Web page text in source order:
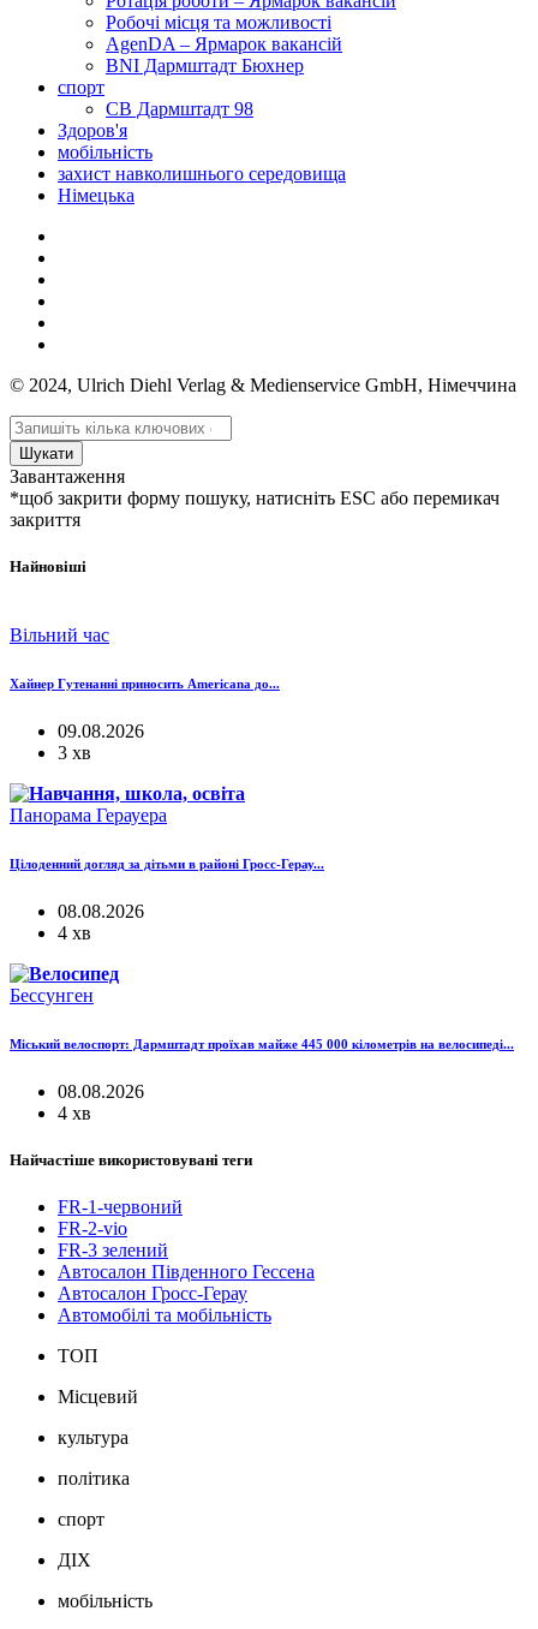
Робочі місця та можливості
AgenDA – Ярмарок вакансій
BNI Дармштадт Бюхнер
спорт
СВ Дармштадт 98
Здоров'я
мобільність
захист навколишнього середовища
Німецька
© 2024, Ulrich Diehl Verlag & Medienservice GmbH, Німеччина
Шукати
Завантаження
*щоб закрити форму пошуку, натисніть ESC або перемикач
закриття
Найновіші
Вільний час
Хайнер Гутенанні приносить Americana до...
09.08.2026
3 хв
Панорама Герауера
Цілоденний догляд за дітьми в районі Гросс-Герау...
08.08.2026
4 хв
Бессунген
Міський велоспорт: Дармштадт проїхав майже 445 000 кілометрів на велосипеді...
08.08.2026
4 хв
Найчастіше використовувані теги
FR-1-червоний
FR-2-vio
FR-3 зелений
Автосалон Південного Гессена
Автосалон Гросс-Герау
Автомобілі та мобільність
ТОП
Місцевий
культура
політика
спорт
ДІХ
мобільність